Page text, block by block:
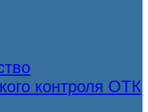
контроля ОТК